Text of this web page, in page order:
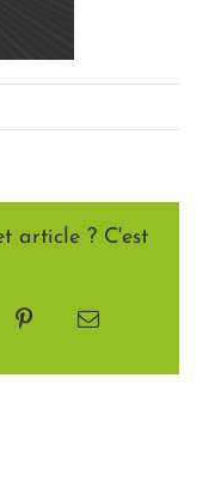
article ? C'est
PinterestEmail